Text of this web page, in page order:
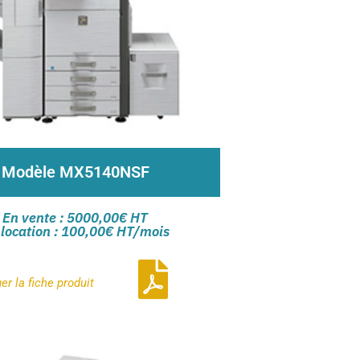
interface personnalisable et tactile
de traitement A4 de 51ppm
Modèle MX5140NSF
En vente : 5000,00€ HT
: 100,00€ HT/mois
lafiche produit